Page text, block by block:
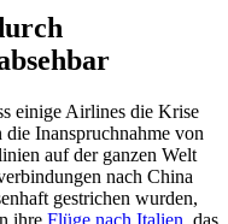
einige Airlines die Krise
Inanspruchnahme von
auf der ganzen Welt
nach China
gestrichen wurden,
ihre Flüge nach Italien , das